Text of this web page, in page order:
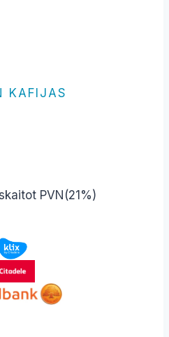
KAFIJAS
€
€
PVN(21%)